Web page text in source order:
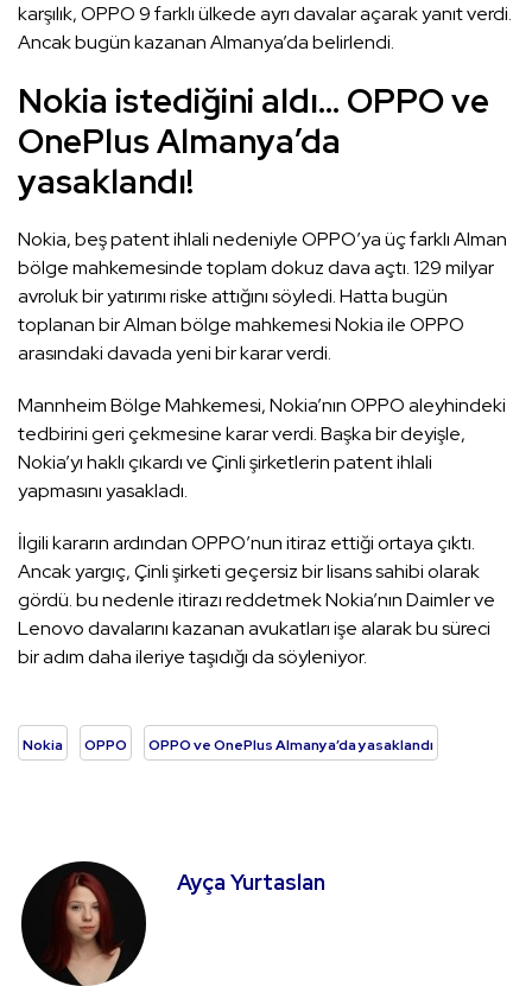
karşılık, OPPO 9 farklı ülkede ayrı davalar açarak yanıt verdi.
Ancak bugün kazanan Almanya’da belirlendi.
Nokia istediğini aldı… OPPO ve
OnePlus Almanya’da
yasaklandı!
Nokia, beş patent ihlali nedeniyle OPPO’ya üç farklı Alman
bölge mahkemesinde toplam dokuz dava açtı. 129 milyar
avroluk bir yatırımı riske attığını söyledi. Hatta bugün
toplanan bir Alman bölge mahkemesi Nokia ile OPPO
arasındaki davada yeni bir karar verdi.
Mannheim Bölge Mahkemesi, Nokia’nın OPPO aleyhindeki
tedbirini geri çekmesine karar verdi. Başka bir deyişle,
Nokia’yı haklı çıkardı ve Çinli şirketlerin patent ihlali
yapmasını yasakladı.
İlgili kararın ardından OPPO’nun itiraz ettiği ortaya çıktı.
Ancak yargıç, Çinli şirketi geçersiz bir lisans sahibi olarak
gördü. bu nedenle itirazı reddetmek Nokia’nın Daimler ve
Lenovo davalarını kazanan avukatları işe alarak bu süreci
bir adım daha ileriye taşıdığı da söyleniyor.
Nokia OPPO OPPO ve OnePlus Almanya’da yasaklandı
Ayça Yurtaslan